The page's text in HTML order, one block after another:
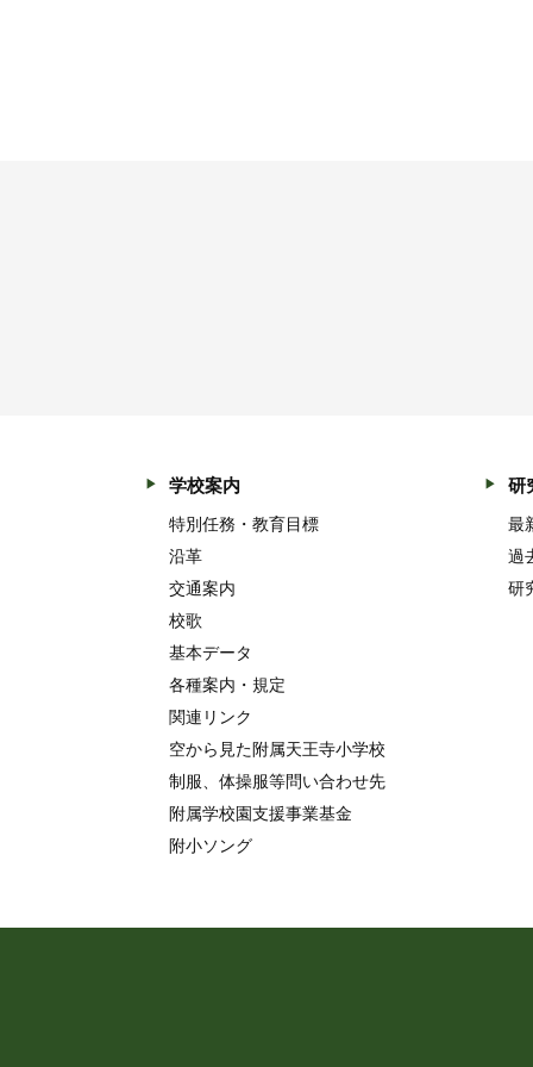
学校案内
特別任務・教育目標
沿革
交通案内
校歌
基本データ
各種案内・規定
関連リンク
空から見た附属天王寺小学校
制服、体操服等問い合わせ先
附属学校園支援事業基金
附小ソング
研
最
過
研